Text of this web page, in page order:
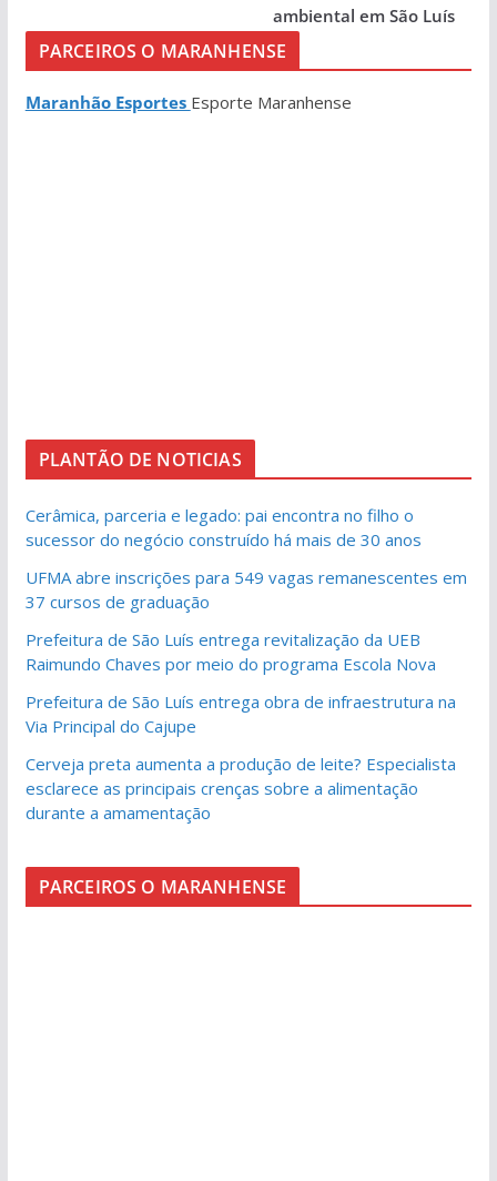
ambiental em São Luís
PARCEIROS O MARANHENSE
Maranhão Esportes Esporte Maranhense
PLANTÃO DE NOTICIAS
Cerâmica, parceria e legado: pai encontra no filho o
sucessor do negócio construído há mais de 30 anos
UFMA abre inscrições para 549 vagas remanescentes em
37 cursos de graduação
Prefeitura de São Luís entrega revitalização da UEB
Raimundo Chaves por meio do programa Escola Nova
Prefeitura de São Luís entrega obra de infraestrutura na
Via Principal do Cajupe
Cerveja preta aumenta a produção de leite? Especialista
esclarece as principais crenças sobre a alimentação
durante a amamentação
PARCEIROS O MARANHENSE